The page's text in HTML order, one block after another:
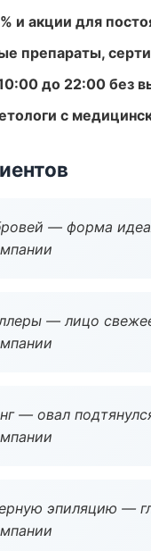
и акции для
препараты,
до 22:00 без
с
— форма
— лицо
— овал
эпиляцию —